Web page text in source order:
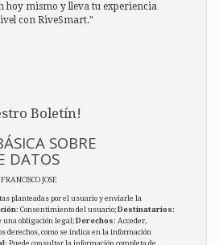
hoy mismo y lleva tu experiencia
con RiveSmart."
Boletín!
SOBRE
DATOS
JOSE
planteadas por el usuario y enviarle la
: Consentimiento del usuario;Destinatarios:
una obligación legal;Derechos: Acceder,
derechos, como se indica en la información
: Puede consultar la información completa de